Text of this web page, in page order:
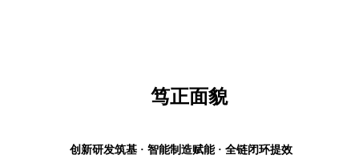
笃正面貌
创新研发筑基 · 智能制造赋能 · 全链闭环提效